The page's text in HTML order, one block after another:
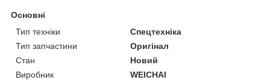
Основні
Тип техніки
Спецтехніка
Тип запчастини
Оригінал
Стан
Новий
Виробник
WEICHAI